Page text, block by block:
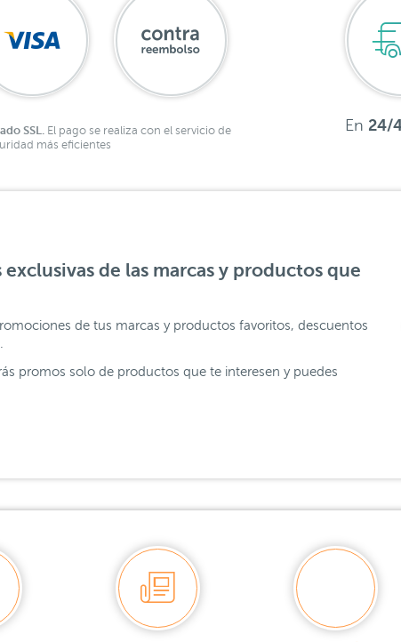
SSL.
El pago se realiza con el servicio de
más eficientes
En 24/
de las marcas y productos que
de tus marcas y productos favoritos, descuentos
promos solo de productos que te interesen y puedes